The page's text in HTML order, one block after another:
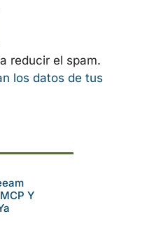
reducir el spam.
los datos de tus
Y